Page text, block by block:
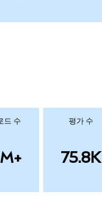
드 수 평가 수
75.8K